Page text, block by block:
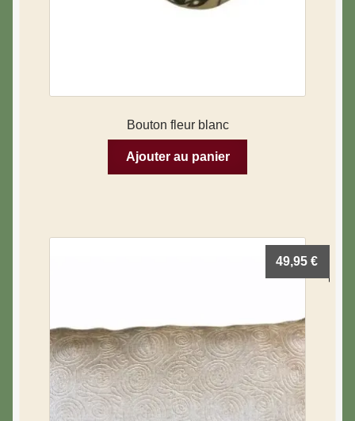
Bouton fleur blanc
Ajouter au panier
49,95€